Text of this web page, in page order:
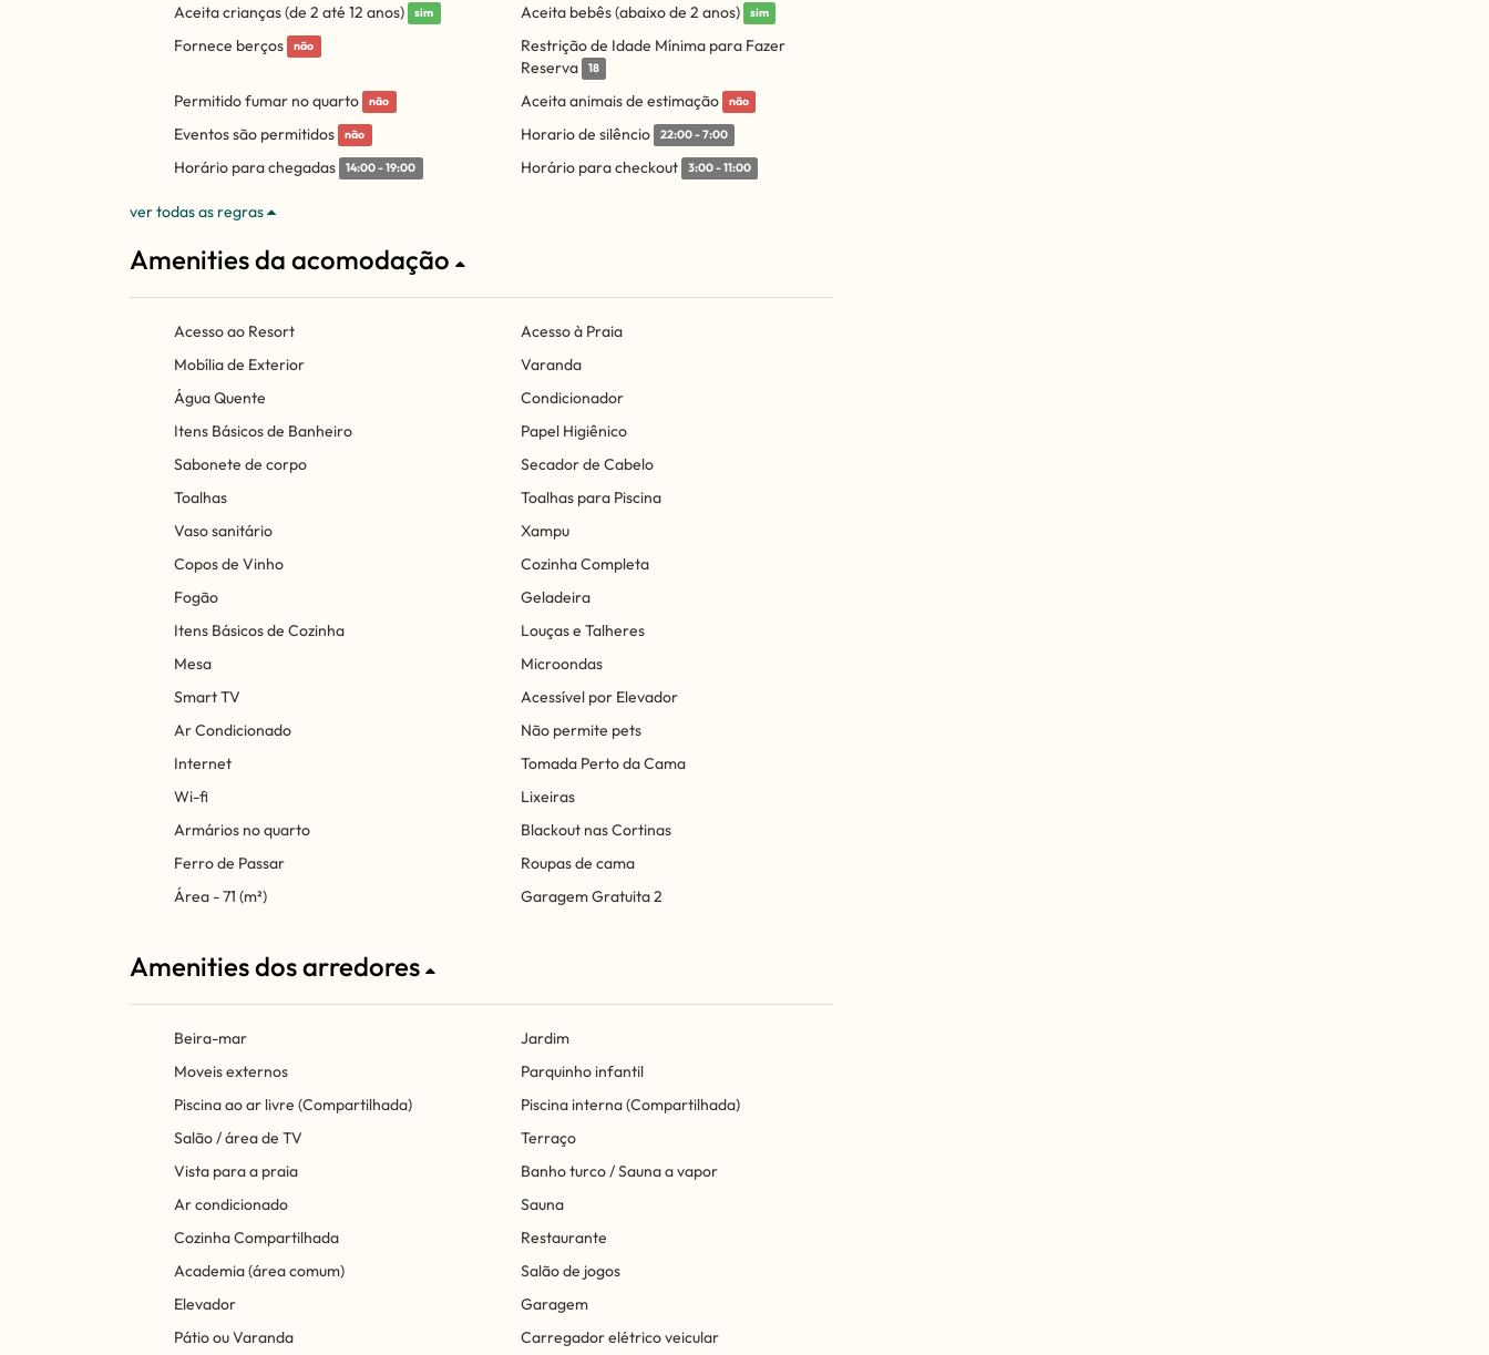
Aceita crianças (de 2 até 12 anos) sim Aceita bebês (abaixo de 2 anos) sim
Fornece berços não
Restrição de Idade Mínima para Fazer
Reserva
18
Permitido fumar no quarto não Aceita animais de estimação não
Eventos são permitidos não Horario de silêncio 22:00 - 7:00
Horário para chegadas 14:00 - 19:00 Horário para checkout 3:00 - 11:00
ver todas as regras
Amenities da acomodação
Acesso ao Resort
Acesso à Praia
Mobília de Exterior
Varanda
Água Quente
Condicionador
Itens Básicos de Banheiro
Papel Higiênico
Sabonete de corpo
Secador de Cabelo
Toalhas
Toalhas para Piscina
Vaso sanitário
Xampu
Copos de Vinho
Cozinha Completa
Fogão
Geladeira
Itens Básicos de Cozinha
Louças e Talheres
Mesa
Microondas
Smart TV
Acessível por Elevador
Ar Condicionado
Não permite pets
Internet
Tomada Perto da Cama
Wi-fi
Lixeiras
Armários no quarto
Blackout nas Cortinas
Ferro de Passar
Roupas de cama
Área - 71 (m²)
Garagem Gratuita 2
Amenities dos arredores
Beira-mar
Jardim
Moveis externos
Parquinho infantil
Piscina ao ar livre (Compartilhada)
Piscina interna (Compartilhada)
Salão / área de TV
Terraço
Vista para a praia
Banho turco / Sauna a vapor
Ar condicionado
Sauna
Cozinha Compartilhada
Restaurante
Academia (área comum)
Salão de jogos
Elevador
Garagem
Pátio ou Varanda
Carregador elétrico veicular